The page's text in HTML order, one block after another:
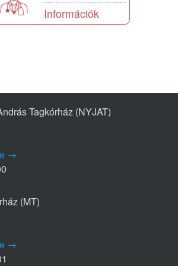
Információk
Tagkórház (NYJAT)
→
(MT)
→